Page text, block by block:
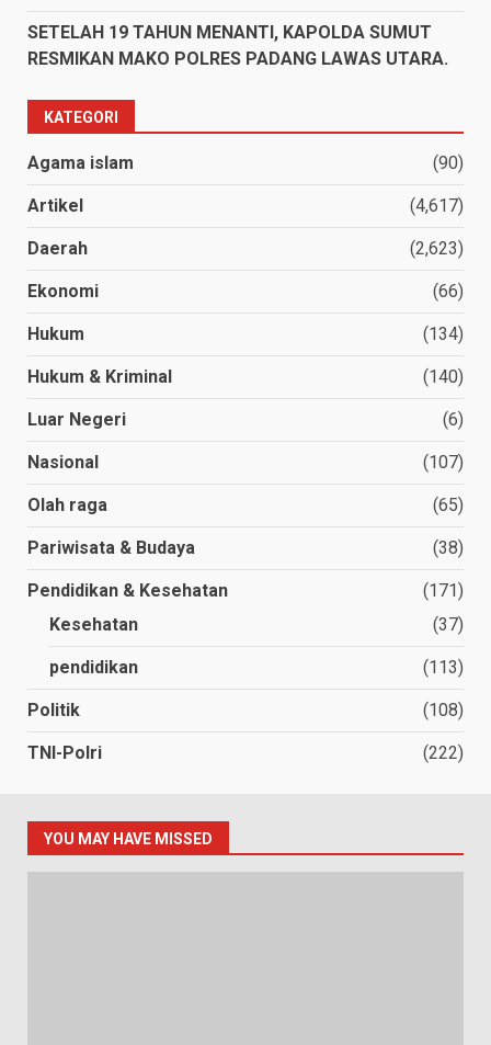
SETELAH 19 TAHUN MENANTI, KAPOLDA SUMUT
RESMIKAN MAKO POLRES PADANG LAWAS UTARA.
KATEGORI
Agama islam (90)
Artikel (4,617)
Daerah (2,623)
Ekonomi (66)
Hukum (134)
Hukum & Kriminal (140)
Luar Negeri (6)
Nasional (107)
Olah raga (65)
Pariwisata & Budaya (38)
Pendidikan & Kesehatan
(171)
Kesehatan
(37)
pendidikan (113)
Politik (108)
TNI-Polri (222)
YOU MAY HAVE MISSED